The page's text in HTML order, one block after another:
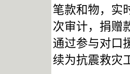
笔款和物，实
次审计，捐赠
通过参与对口
续为抗震救灾